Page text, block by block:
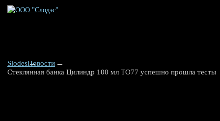
SlodesНовости
Стеклянная банка Цилиндр 100 мл ТО77 успешно прошла тесты